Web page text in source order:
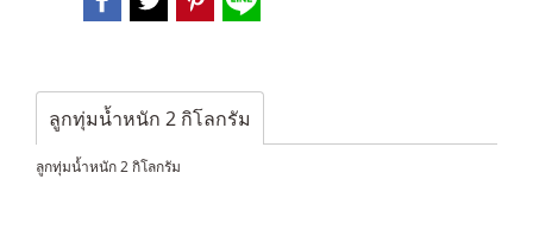
ลูกทุ่มน้ำหนัก 2 กิโลกรัม
ลูกทุ่มน้ำหนัก 2 กิโลกรัม